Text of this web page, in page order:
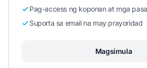
Pag-access ng koponan at mga
Suporta sa email na may prayoridad
Magsimula